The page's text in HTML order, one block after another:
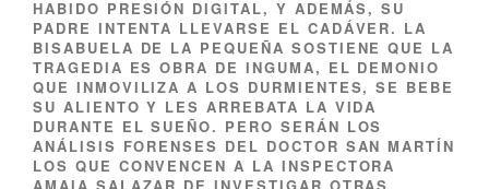
HABIDO PRESIÓN DIGITAL, Y ADEMÁS, SU
PADRE INTENTA LLEVARSE EL CADÁVER. LA
BISABUELA DE LA PEQUEÑA SOSTIENE QUE LA
TRAGEDIA ES OBRA DE INGUMA, EL DEMONIO
QUE INMOVILIZA A LOS DURMIENTES, SE BEBE
SU ALIENTO Y LES ARREBATA LA VIDA
DURANTE EL SUEÑO. PERO SERÁN LOS
ANÁLISIS FORENSES DEL DOCTOR SAN MARTÍN
LOS QUE CONVENCEN A LA INSPECTORA